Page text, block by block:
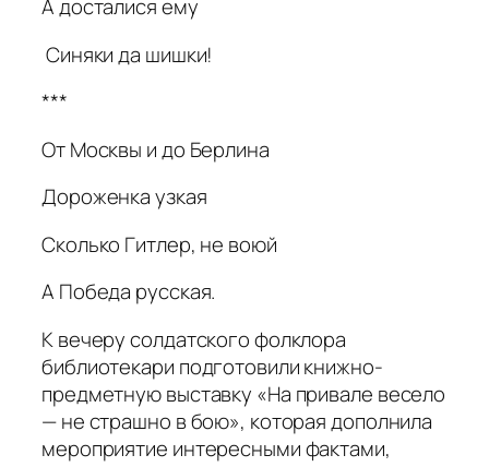
А досталися ему
Синяки да шишки!
***
От Москвы и до Берлина
Дороженка узкая
Сколько Гитлер, не воюй
А Победа русская.
К вечеру солдатского фолклора
библиотекари подготовили книжно-
предметную выставку «На привале весело
— не страшно в бою», которая дополнила
мероприятие интересными фактами,